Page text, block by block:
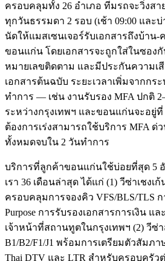
ครอบคลุมทั้ง 26 อำเภอ ทีมรถจะวิ่งส
ทุกวันธรรมดา 2 รอบ (เช้า 09:00 และ
นัดให้แมสเซนเจอร์รับเอกสารถึงบ้าน
ขอนแก่น โดยเอกสารจะถูกใส่ในซอง
หมายเลขติดตาม และมีประกันความเ
เอกสารต้นฉบับ ระยะเวลาเพิ่มจากกร
ทำการ — เช่น งานรับรอง MFA ปกติ
ระหว่างกรุงเทพฯ และขอนแก่นจะอยู่
ต้องการเร่งสามารถใช้บริการ MFA ด่
ทั้งหมดจบใน 2 วันทำการ
บริการที่ลูกค้าขอนแก่นใช้บ่อยที่สุด 5
เรา 36 เดือนล่าสุด ได้แก่ (1) วีซ่าเชงเ
ครอบคลุมการจองคิว VFS/BLS/TLS ก
Purpose การรับรองเอกสารการเงิน แ
เจ้าหน้าที่สถานทูตในกรุงเทพฯ (2) วีซ่
B1/B2/F1/J1 พร้อมการเตรียมตัวสัม
Thai DTV และ LTR สำหรับครอบครัว